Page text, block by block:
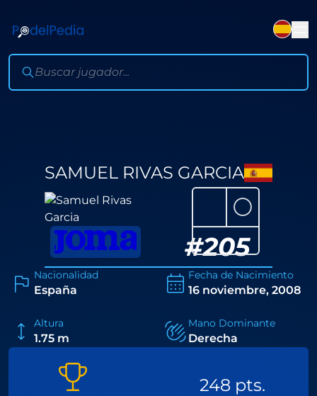
SAMUEL RIVAS GARCIA
#205
⚪
Nacionalidad
España
Fecha de Nacimiento
16 noviembre, 2008
Altura
1.75 m
Mano Dominante
Derecha
248 pts.